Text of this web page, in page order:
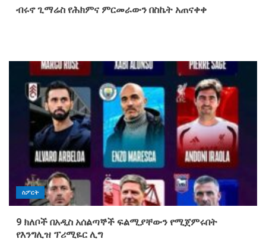
ብሩኖ ጊማሬስ የሕክምና ምርመራውን በስኬት አጠናቀቀ
ስፖርት
9 ክለቦች በአዲስ አሰልጣኞች ፍልሚያቸውን የሚጀምሩበት
የእንግሊዝ ፕሪሚዬር ሊግ